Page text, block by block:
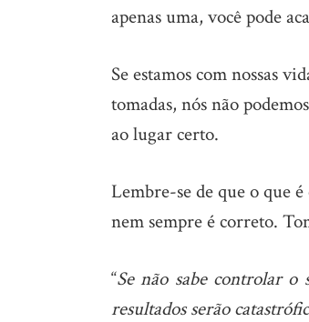
apenas uma, você pode
Se estamos com nossas
tomadas, nós não
ao lugar certo.
Lembre-se de que o que
nem sempre é correto.
“Se não sabe controlar o
resultados serão